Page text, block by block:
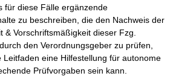
für diese Fälle ergänzende
zu beschreiben, die den Nachweis der
& Vorschriftsmäßigkeit dieser Fzg.
den Verordnungsgeber zu prüfen,
Leitfaden eine Hilfestellung für autonome
Prüfvorgaben sein kann.